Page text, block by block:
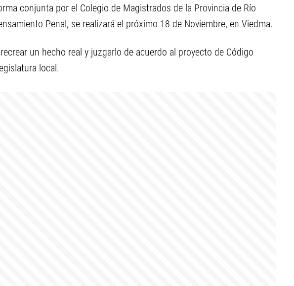
conjunta por el Colegio de Magistrados de la Provincia de Río
Penal, se realizará el próximo 18 de Noviembre, en Viedma.
un hecho real y juzgarlo de acuerdo al proyecto de Código
local.